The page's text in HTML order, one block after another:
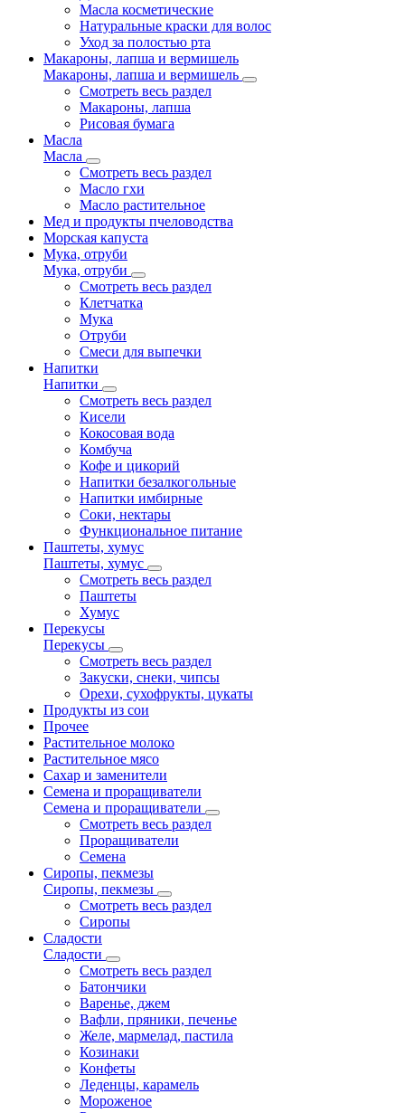
Масла косметические
Натуральные краски для волос
Уход за полостью рта
Макароны, лапша и вермишель
Макароны, лапша и вермишель
Смотреть весь раздел
Макароны, лапша
Рисовая бумага
Масла
Масла
Смотреть весь раздел
Масло гхи
Масло растительное
Мед и продукты пчеловодства
Морская капуста
Мука, отруби
Мука, отруби
Смотреть весь раздел
Клетчатка
Мука
Отруби
Смеси для выпечки
Напитки
Напитки
Смотреть весь раздел
Кисели
Кокосовая вода
Комбуча
Кофе и цикорий
Напитки безалкогольные
Напитки имбирные
Соки, нектары
Функциональное питание
Паштеты, хумус
Паштеты, хумус
Смотреть весь раздел
Паштеты
Хумус
Перекусы
Перекусы
Смотреть весь раздел
Закуски, снеки, чипсы
Орехи, сухофрукты, цукаты
Продукты из сои
Прочее
Растительное молоко
Растительное мясо
Сахар и заменители
Семена и проращиватели
Семена и проращиватели
Смотреть весь раздел
Проращиватели
Семена
Сиропы, пекмезы
Сиропы, пекмезы
Смотреть весь раздел
Сиропы
Сладости
Сладости
Смотреть весь раздел
Батончики
Варенье, джем
Вафли, пряники, печенье
Желе, мармелад, пастила
Козинаки
Конфеты
Леденцы, карамель
Мороженое